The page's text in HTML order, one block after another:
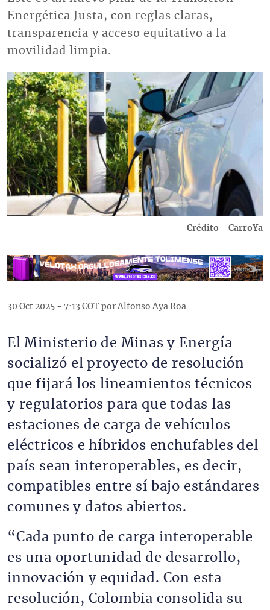
Energética Justa, con reglas claras,
transparencia y acceso equitativo a la
movilidad limpia.
Imagen
Crédito CarroYa
30 Oct 2025 - 7:13 COT por Alfonso Aya Roa
El Ministerio de Minas y Energía
socializó el proyecto de resolución
que fijará los lineamientos técnicos
y regulatorios para que todas las
estaciones de carga de vehículos
eléctricos e híbridos enchufables del
país sean interoperables, es decir,
compatibles entre sí bajo estándares
comunes y datos abiertos.
“Cada punto de carga interoperable
es una oportunidad de desarrollo,
innovación y equidad. Con esta
resolución, Colombia consolida su